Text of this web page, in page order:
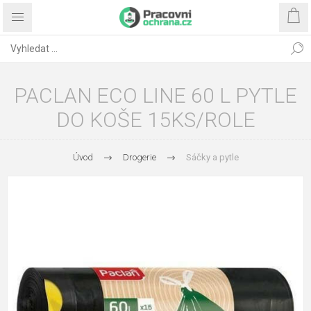
PACLAN ECO LINE 60 L PYTLE
DO KOŠE 15KS/ROLE
Úvod Drogerie Sáčky a pytle